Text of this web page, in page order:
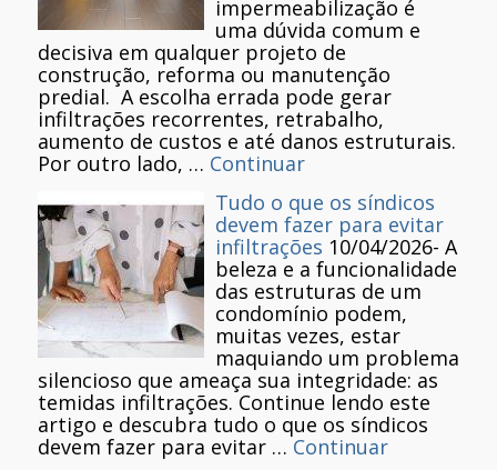
impermeabilização é
uma dúvida comum e
decisiva em qualquer projeto de
construção, reforma ou manutenção
predial. A escolha errada pode gerar
infiltrações recorrentes, retrabalho,
aumento de custos e até danos estruturais.
Por outro lado, … Continuar
Tudo o que os síndicos
devem fazer para evitar
infiltrações 10/04/2026- A
beleza e a funcionalidade
das estruturas de um
condomínio podem,
muitas vezes, estar
maquiando um problema
silencioso que ameaça sua integridade: as
temidas infiltrações. Continue lendo este
artigo e descubra tudo o que os síndicos
devem fazer para evitar … Continuar